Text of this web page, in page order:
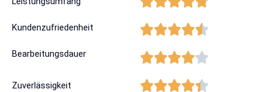
Kundenzufriedenheit
Bearbeitungsdauer
Zuverlässigkeit